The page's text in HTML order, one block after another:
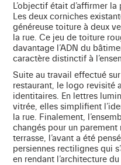
L’objectif était d’affirmer
Les deux corniches
généreuse toiture à deux
la rue. Ce jeu de toiture
davantage l’ADN du
caractère distinctif à
Suite au travail effectué
restaurant, le logo revisité
identitaires. En lettres
vitrée, elles simplifient
la rue. Finalement,
changés pour un
terrasse, l’avant a été
persiennes rectilignes qui
en rendant l’architecture